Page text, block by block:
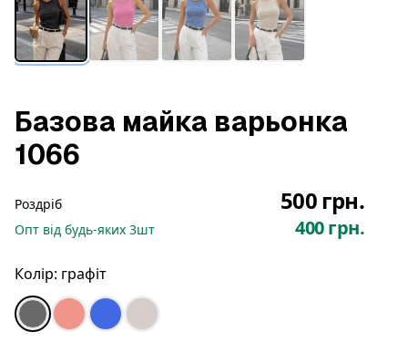
Базова майка варьонка
1066
Роздріб 500 грн.
Опт від будь-яких 3шт 400 грн.
Колір: графіт